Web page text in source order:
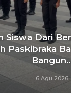
Sekolah,
Fokus